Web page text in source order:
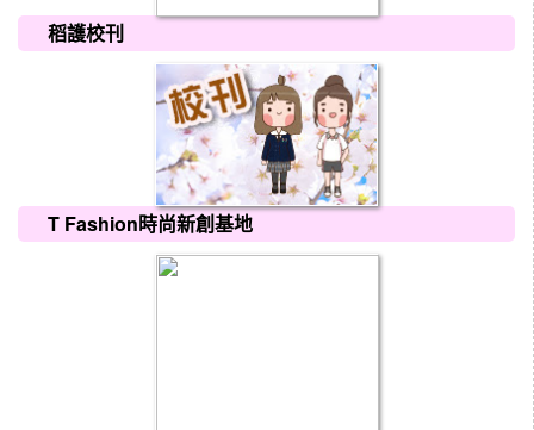
稻護校刊
T Fashion時尚新創基地